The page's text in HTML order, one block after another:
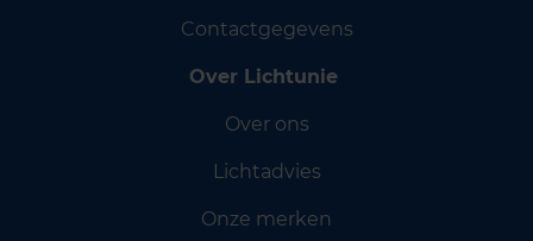
Contactgegevens
Over Lichtunie
Over ons
Lichtadvies
Onze merken